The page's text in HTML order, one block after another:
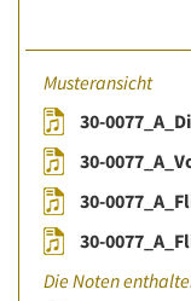
Musteransicht
30-
30-
30-
30-
Die Noten